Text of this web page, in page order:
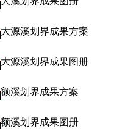
大源溪划界成果方案
大源溪划界成果图册
额溪划界成果方案
额溪划界成果图册